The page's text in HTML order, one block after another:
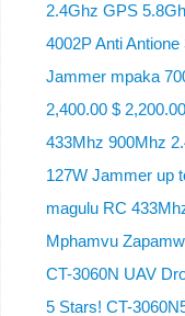
2.4Ghz GPS
4002P Anti
Jammer mpaka
2,400.00 $
433Mhz 900Mhz
127W Jammer up
magulu RC
Mphamvu
CT-3060N UAV
5 Stars! CT-